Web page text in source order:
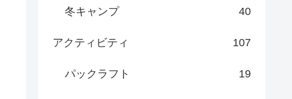
冬キャンプ 40
アクティビティ 107
パックラフト 19